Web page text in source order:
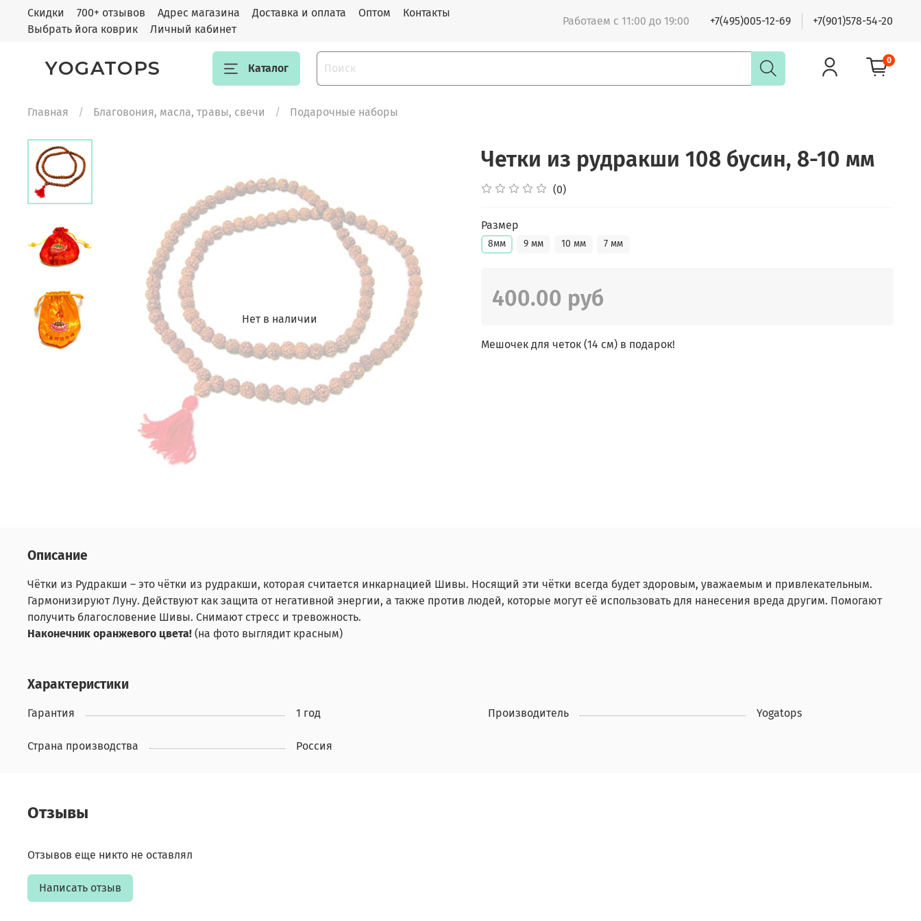
Скидки 700+ отзывов Адрес магазина Доставка и оплата Оптом
Контакты
Выбрать йога коврик
Личный кабинет
Работаем с 11:00 до 19:00 +7(495)005-12-69 +7(901)578-54-20
YOGATOPS Каталог
0
Главная Благовония, масла, травы, свечи Подарочные наборы
Нет в наличии
Четки из рудракши 108 бусин, 8-10 мм
(0)
Размер
8мм 9 мм 10 мм 7 мм
400.00 руб
Мешочек для четок (14 см) в подарок!
Описание
Чётки из Рудракши – это чётки из рудракши, которая считается инкарнацией Шивы. Носящий эти чётки всегда будет здоровым, уважаемым и привлекательным.
Гармонизируют Луну. Действуют как защита от негативной энергии, а также против людей, которые могут её использовать для нанесения вреда другим. Помогают
получить благословение Шивы. Снимают стресс и тревожность.
Наконечник оранжевого цвета! (на фото выглядит красным)
Характеристики
Гарантия 1 год Производитель Yogatops
Страна производства Россия
Отзывы
Отзывов еще никто не оставлял
Написать отзыв